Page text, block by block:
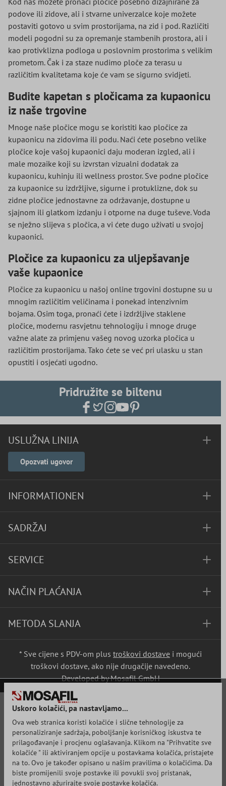
podove ili zidove, ali i stvarne univerzalce koje možete
postaviti gotovo u svim prostorijama, na zid i pod. Različiti
modeli pogodni su za opremanje stambenih prostora, ali i
kao protivklizna podloga u poslovnim prostorima s velikim
prometom. Čak i za staze nudimo ploče za terasu u
različitim kvalitetama koje će vam se sigurno svidjeti.
Budite kapetan s pločicama za kupaonicu
iz naše trgovine
Mnoge naše pločice mogu se koristiti kao pločice za
kupaonicu na zidovima ili podu. Naći ćete posebno velike
pločice koje vašoj kupaonici daju moderan izgled, ali i
male mozaike koji su izvrstan vizualni dodatak za
kupaonicu, kuhinju ili wellness prostor. Sve podne pločice
za kupaonice su izdržljive, sigurne i protuklizne, dok su
zidne pločice jednostavne za održavanje, dostupne u
sjajnom ili glatkom izdanju i otporne na duge tuševe. Voda
se nježno slijeva s pločica, a vi ćete dugo uživati u svojoj
kupaonici.
Pločice za kupaonicu za uljepšavanje
vaše kupaonice
Pločice za kupaonicu u našoj online trgovini dostupne su u
mnogim različitim veličinama i ponekad intenzivnim
bojama. Osim toga, pronaći ćete i izdržljive staklene
pločice, modernu rasvjetnu tehnologiju i mnoge druge
važne alate za primjenu vašeg novog uzorka pločica u
različitim prostorijama. Tako ćete se već pri ulasku u stan
opustiti i osjećati ugodno.
Pridružite se biltenu
USLUŽNA LINIJA
Opozvati ugovor
INFORMATIONEN
SADRŽAJ
SERVICE
NAČIN PLAĆANJA
METODA SLANJA
* Sve cijene s PDV-om plus troškovi dostave i mogući
troškovi dostave, ako nije drugačije navedeno.
Developed by Mosafil GmbH
Uskoro kolačići, pa nastavljamo...
Ova web stranica koristi kolačiće i slične tehnologije za
personaliziranje sadržaja, poboljšanje korisničkog iskustva te
prilagođavanje i procjenu oglašavanja. Klikom na "Prihvatite sve
kolačiće " ili aktiviranjem opcije u postavkama kolačića, pristajete
na to. Ovo je također opisano u našim pravilima o kolačićima. Da
biste promijenili svoje postavke ili povukli svoj pristanak,
jednostavno ažurirajte svoje postavke kolačića.